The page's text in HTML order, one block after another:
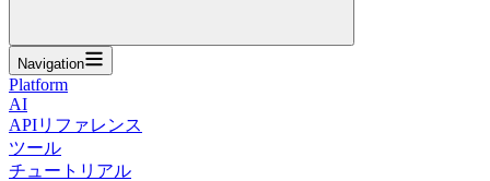
Navigation
Platform
AI
APIリファレンス
ツール
チュートリアル